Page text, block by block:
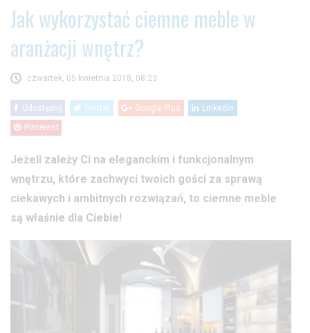
Jak wykorzystać ciemne meble w
aranżacji wnętrz?
czwartek, 05 kwietnia 2018, 08:23
Udostępnij Twitter Google Plus LinkedIn
Pinterest
Jeżeli zależy Ci na eleganckim i funkcjonalnym
wnętrzu, które zachwyci twoich gości za sprawą
ciekawych i ambitnych rozwiązań, to ciemne meble
są właśnie dla Ciebie!